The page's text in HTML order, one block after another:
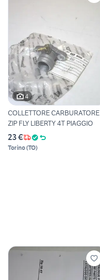
4
COLLETTORE CARBURATORE
ZIP FLY LIBERTY 4T PIAGGIO
23 €
Torino(TO)